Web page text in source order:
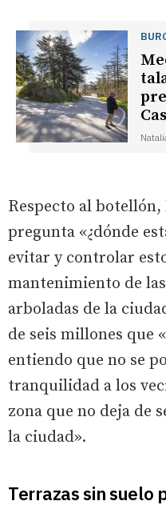
Respecto al botellón,
pregunta «¿dónde
evitar y controlar
mantenimiento de
arboladas de la
de seis millones que
entiendo que no se
tranquilidad a los
zona que no deja de
la ciudad».
Terrazas sin suelo